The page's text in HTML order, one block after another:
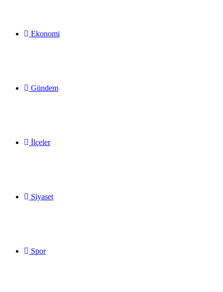
Ekonomi
Gündem
İlçeler
Siyaset
Spor